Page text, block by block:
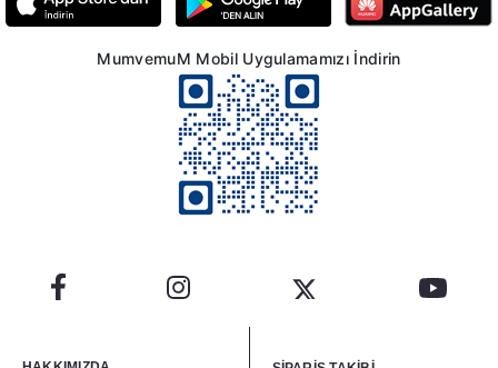
MumvemuM Mobil Uygulamamızı İndirin